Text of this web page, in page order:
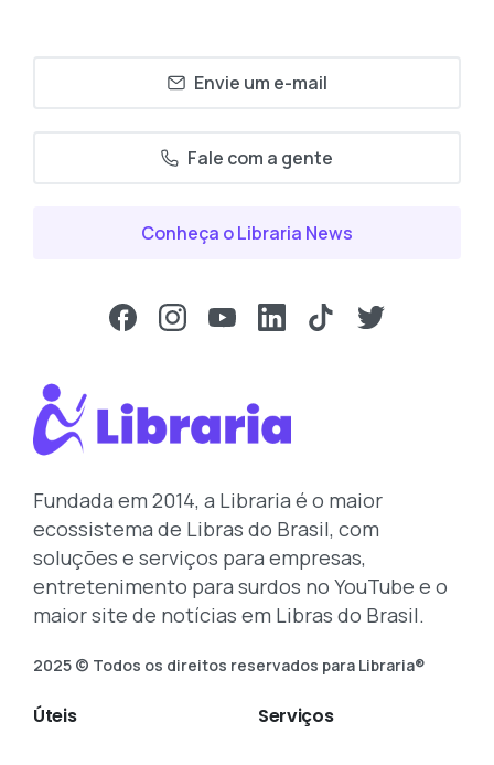
Envie um e-mail
Fale com a gente
Conheça o Libraria News
Fundada em 2014, a Libraria é o maior
ecossistema de Libras do Brasil, com
soluções e serviços para empresas,
entretenimento para surdos no YouTube e o
maior site de notícias em Libras do Brasil.
2025 © Todos os direitos reservados para Libraria®
Úteis Serviços